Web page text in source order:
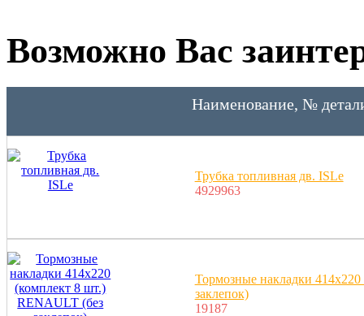
Возможно Вас
Наименование, №
Трубка топливная дв. ISLe
4929963
Тормозные накладки
заклепок)
19187